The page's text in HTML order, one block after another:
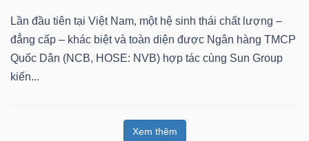
Lần đầu tiên tại Việt Nam, một hệ sinh thái chất lượng –
đẳng cấp – khác biệt và toàn diện được Ngân hàng TMCP
Quốc Dân (NCB, HOSE: NVB) hợp tác cùng Sun Group
kiến...
Xem thêm